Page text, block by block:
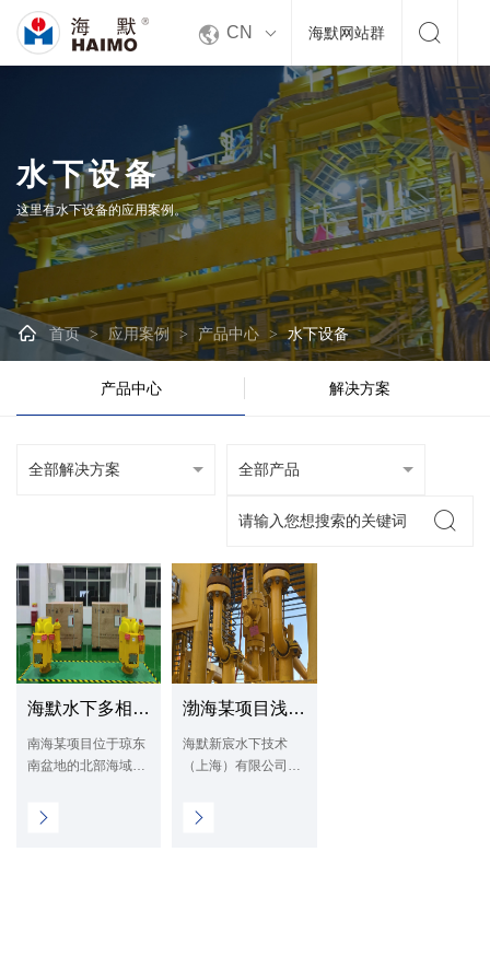
 CN 海默网站群 
水下设备
这里有水下设备的应用案例。
 首页 > 应用案例 > 产品中心 > 水下设备
产品中心 解决方案
海默水下多相流量计在南海某项目顺利完成水下安装
南海某项目位于琼东
南盆地的北部海域，
132千米。年平均气
渤海某项目浅水多相流量计顺利完成客户验收
海默新宸水下技术
（上海）有限公司于
某项目1套浅水多相